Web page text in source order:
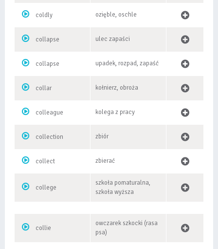
coldly ozięble, oschle
collapse ulec zapaści
collapse upadek, rozpad, zapaść
collar kołnierz, obroża
colleague kolega z pracy
collection zbiór
collect zbierać
college
szkoła pomaturalna,
szkoła wyższa
collie
owczarek szkocki (rasa
psa)